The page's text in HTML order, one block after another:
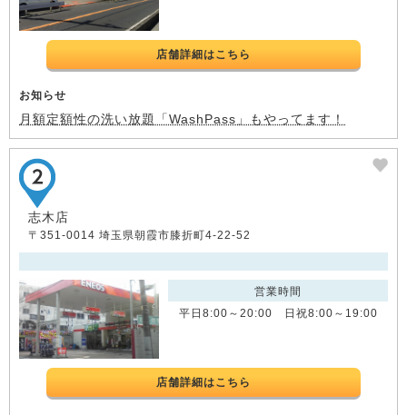
店舗詳細はこちら
お知らせ
月額定額性の洗い放題「WashPass」もやってます！
志木店
〒351-0014 埼玉県朝霞市膝折町4-22-52
営業時間
平日8:00～20:00 日祝8:00～19:00
店舗詳細はこちら